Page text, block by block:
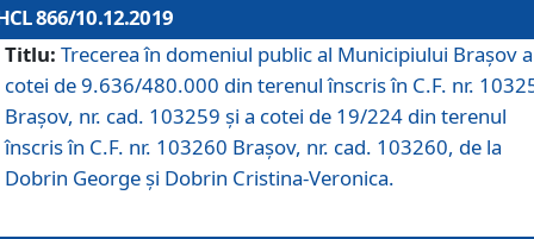
866/10.12.2019
Titlu: Trecerea în domeniul public al Municipiului Braşov a
cotei de 9.636/480.000 din terenul înscris în C.F. nr.
Brașov, nr. cad. 103259 și a cotei de 19/224 din terenul
înscris în C.F. nr. 103260 Brașov, nr. cad. 103260, de la
Dobrin George și Dobrin Cristina-Veronica.